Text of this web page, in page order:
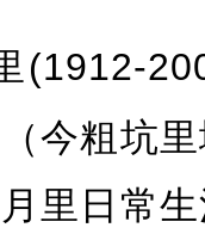
(1912-
今粗坑
里日常